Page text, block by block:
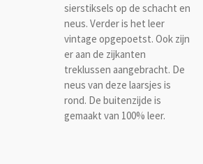
sierstiksels op de schacht en
neus. Verder is het leer
vintage opgepoetst. Ook zijn
er aan de zijkanten
treklussen aangebracht. De
neus van deze laarsjes is
rond. De buitenzijde is
gemaakt van 100% leer.